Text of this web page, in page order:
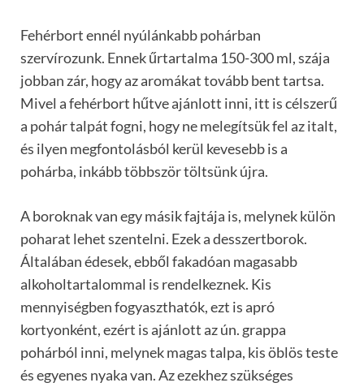
Fehérbort ennél nyúlánkabb pohárban
szervírozunk. Ennek űrtartalma 150-300 ml, szája
jobban zár, hogy az aromákat tovább bent tartsa.
Mivel a fehérbort hűtve ajánlott inni, itt is célszerű
a pohár talpát fogni, hogy ne melegítsük fel az italt,
és ilyen megfontolásból kerül kevesebb is a
pohárba, inkább többször töltsünk újra.
A boroknak van egy másik fajtája is, melynek külön
poharat lehet szentelni. Ezek a desszertborok.
Általában édesek, ebből fakadóan magasabb
alkoholtartalommal is rendelkeznek. Kis
mennyiségben fogyaszthatók, ezt is apró
kortyonként, ezért is ajánlott az ún. grappa
pohárból inni, melynek magas talpa, kis öblös teste
és egyenes nyaka van. Az ezekhez szükséges